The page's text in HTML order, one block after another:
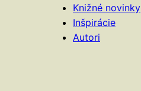
Knižné novinky
Inšpirácie
Autori